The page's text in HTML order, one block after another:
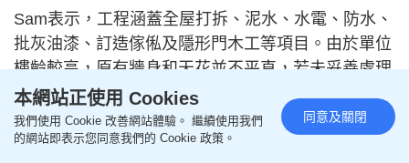
Sam表示，工程涵蓋全屋打拆、泥水、水電、防水、
批灰油漆、訂造傢俬及隱形門木工等項目。由於單位
樓齡較高，原有牆身和天花並不平直，若未妥善處理
便直接安裝櫃體或飾面，容易出現傢俬不貼牆、收口
不整齊等情況。因此，團隊在前期批灰、打磨及油漆
底層工序上投放更多時間，為後續設計效果打好基
本網站正使用 Cookies
我們使用 Cookie 改善網站體驗。 繼續使用我們
的網站即表示您同意我們的 Cookie 政策。
同意及關閉